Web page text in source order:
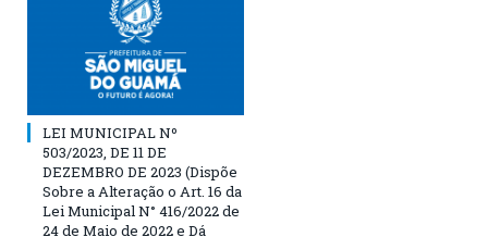
LEI MUNICIPAL Nº
503/2023, DE 11 DE
DEZEMBRO DE 2023 (Dispõe
Sobre a Alteração o Art. 16 da
Lei Municipal N° 416/2022 de
24 de Maio de 2022 e Dá